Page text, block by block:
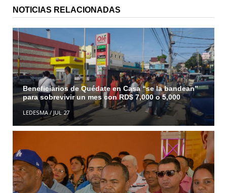
NOTICIAS RELACIONADAS
Beneficiarios de Quédate en Casa “se la bandean”
para sobrevivir un mes con RD$ 7,000 o 5,000
LEDESMA/ JUL 27